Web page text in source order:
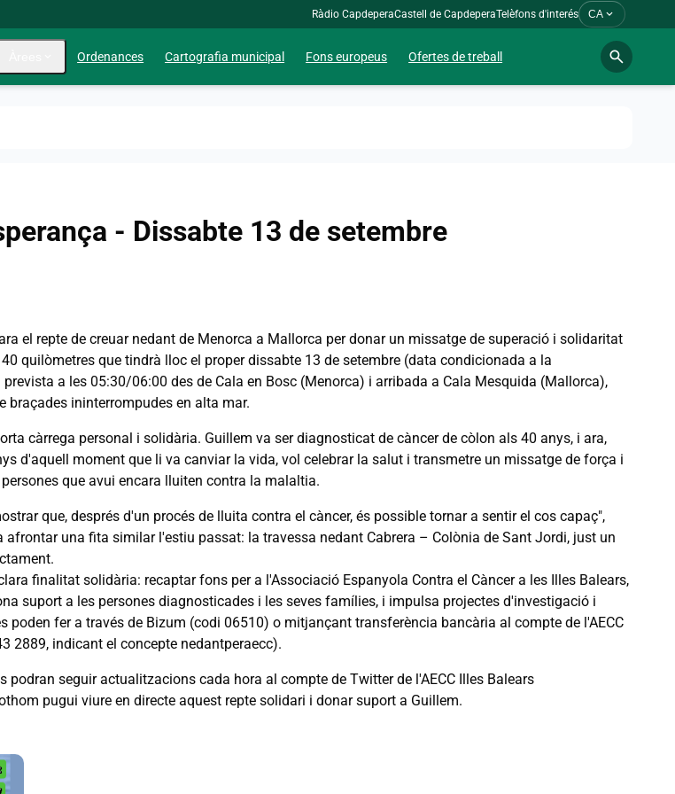
Ràdio CapdeperaCastell de CapdeperaTelèfons d'interés CA expand_more
Ordenances Cartografia municipal Fons europeus Ofertes de treball search
- Dissabte 13 de setembre
el repte de creuar nedant de Menorca a Mallorca per donar un missatge de superació i solidaritat
quilòmetres que tindrà lloc el proper dissabte 13 de setembre (data condicionada a la
a les 05:30/06:00 des de Cala en Bosc (Menorca) i arribada a Cala Mesquida (Mallorca),
braçades ininterrompudes en alta mar.
càrrega personal i solidària. Guillem va ser diagnosticat de càncer de còlon als 40 anys, i ara,
d'aquell moment que li va canviar la vida, vol celebrar la salut i transmetre un missatge de força i
que avui encara lluiten contra la malaltia.
que, després d'un procés de lluita contra el càncer, és possible tornar a sentir el cos capaç",
afrontar una fita similar l'estiu passat: la travessa nedant Cabrera – Colònia de Sant Jordi, just un
finalitat solidària: recaptar fons per a l'Associació Espanyola Contra el Càncer a les Illes Balears,
suport a les persones diagnosticades i les seves famílies, i impulsa projectes d'investigació i
poden fer a través de Bizum (codi 06510) o mitjançant transferència bancària al compte de l'AECC
2889, indicant el concepte nedantperaecc).
podran seguir actualitzacions cada hora al compte de Twitter de l'AECC Illes Balears
pugui viure en directe aquest repte solidari i donar suport a Guillem.